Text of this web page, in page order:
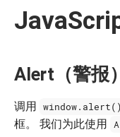
Alert（警报）
调用 window.alert()
框。 我们为此使用